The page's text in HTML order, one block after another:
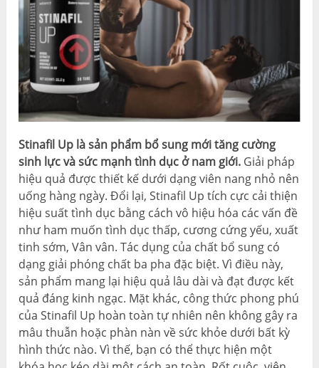
Stinafil Up là sản phẩm bổ sung mới tăng cường
sinh lực và sức mạnh tình dục ở nam giới. Giải pháp
hiệu quả được thiết kế dưới dạng viên nang nhỏ nên
uống hàng ngày. Đổi lại, Stinafil Up tích cực cải thiện
hiệu suất tình dục bằng cách vô hiệu hóa các vấn đề
như ham muốn tình dục thấp, cương cứng yếu, xuất
tinh sớm, Vân vân. Tác dụng của chất bổ sung có
dạng giải phóng chất ba pha đặc biệt. Vì điều này,
sản phẩm mang lại hiệu quả lâu dài và đạt được kết
quả đáng kinh ngạc. Mặt khác, công thức phong phú
của Stinafil Up hoàn toàn tự nhiên nên không gây ra
mâu thuẫn hoặc phàn nàn về sức khỏe dưới bất kỳ
hình thức nào. Vì thế, bạn có thể thực hiện một